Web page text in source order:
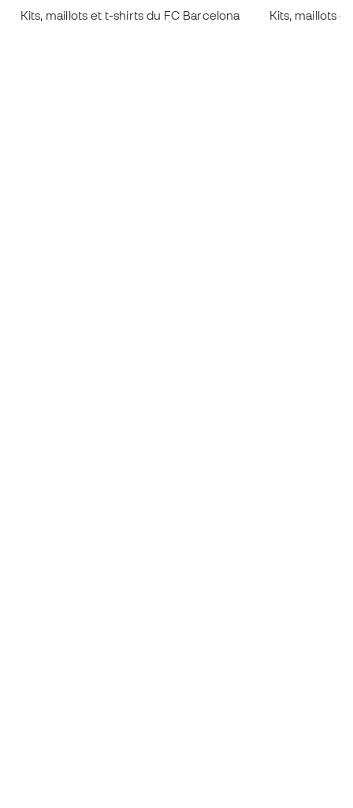
Kits, maillots et t-shirts du FC Barcelona Kits, maillots